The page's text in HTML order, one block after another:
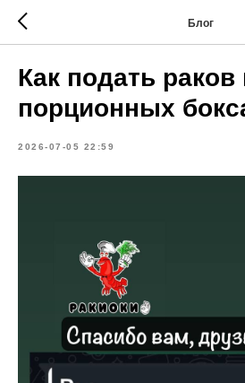
Блог
Как подать раков
порционных
2026-07-05 22:59